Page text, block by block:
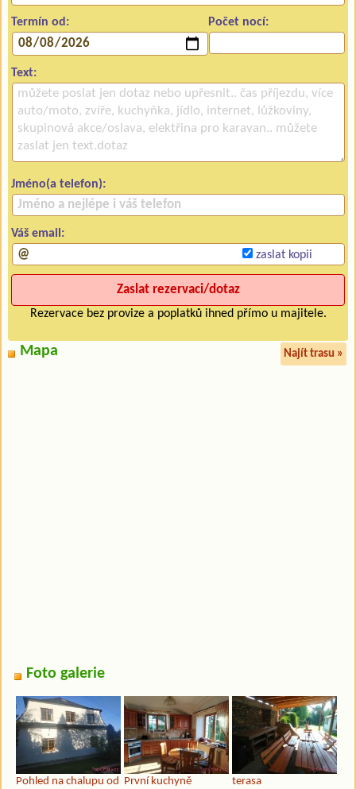
Termín od: Počet nocí:
Text:
Jméno(a telefon):
Váš email:
zaslat kopii
Rezervace bez provize a poplatků ihned přímo u majitele.
Mapa Najít trasu »
Foto galerie
Pohled na chalupu od První kuchyně
terasa